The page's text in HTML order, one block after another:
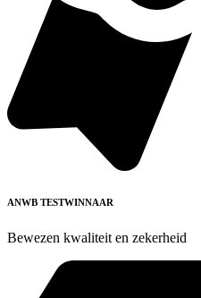
ANWB TESTWINNAAR
Bewezen kwaliteit en zekerheid